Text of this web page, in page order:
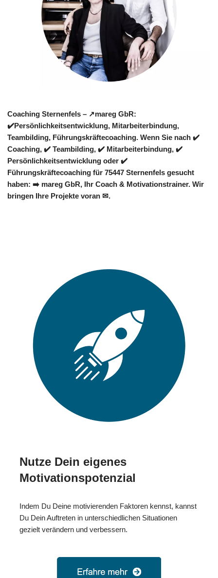
Coaching Sternenfels – ↗️mareg GbR:
✔️Persönlichkeitsentwicklung, Mitarbeiterbindung,
Teambilding, Führungskräftecoaching. Wenn Sie nach ✔️
Coaching, ✔️ Teambilding, ✔️ Mitarbeiterbindung, ✔️
Persönlichkeitsentwicklung oder ✔️
Führungskräftecoaching für 75447 Sternenfels gesucht
haben: ➡️ mareg GbR, Ihr Coach & Motivationstrainer. Wir
bringen Ihre Projekte voran ✉.
Nutze Dein eigenes
Motivationspotenzial
Indem Du Deine motivierenden Faktoren kennst, kannst
Du Dein Auftreten in unterschiedlichen Situationen
gezielt verändern und verbessern.